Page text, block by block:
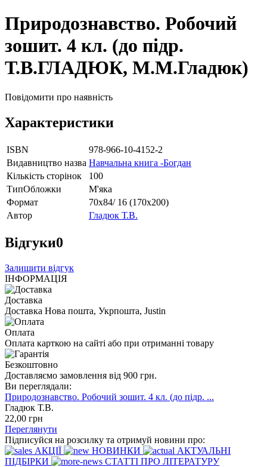
Природознавство. Робочий
зошит. 4 кл. (до підр.
Т.В.ГЛАДЮК, М.М.Гладюк)
Повідомити про наявність
Характеристики
ISBN
978-966-10-4152-2
Видавництво назва Навчальна книга -Богдан
Кількість сторінок
100
ТипОбложки
М'яка
Формат
70х84/ 16 (170х200)
Автор
Гладюк Т.В.
Відгуки0
Залишити відгук
ІНФОРМАЦІЯ
Доставка
Доставка Нова пошта, Укрпошта, Justin
Оплата
Оплата карткою на сайті або при отриманні товару
Безкоштовно
Доставляємо замовлення від 900 грн.
Ви переглядали:
Природознавство. Робочий зошит. 4 кл. (до підр. ...
Гладюк Т.В.
22,00 грн
Переглянути
Підписуйся на розсилку та отримуй новини про:
АКЦІЇ
НОВИНКИ
АКТУАЛЬНІ
ПІДБІРКИ
СТАТТІ ПРО ЛІТЕРАТУРУ